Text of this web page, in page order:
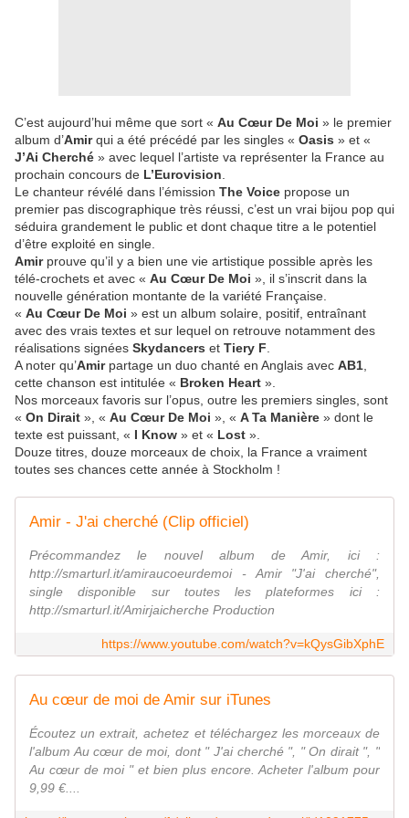
C’est aujourd’hui même que sort « Au Cœur De Moi » le premier
album d’Amirqui a été précédé par les singles « Oasis » et «
J’Ai Cherché » avec lequel l’artiste va représenter la France au
prochain concours de L’Eurovision
Le chanteur révélé dans l’émission The Voice propose un
premier pas discographique très réussi, c’est un vrai bijou pop qui
séduira grandement le public et dont chaque titre a le potentiel
d’être exploité en single.
Amirprouve qu’il y a bien une vie artistique possible après les
télé-crochets et avec « Au Cœur De Moi », il s’inscrit dans la
nouvelle génération montante de la variété Française.
« Au Cœur De Moi » est un album solaire, positif, entraînant
avec des vrais textes et sur lequel on retrouve notamment des
réalisations signées Skydancers et Tiery F
A noter qu’Amir partage un duo chanté en Anglais avec AB1
cette chanson est intitulée « Broken Heart ».
Nos morceaux favoris sur l’opus, outre les premiers singles, sont
« On Dirait », « Au Cœur De Moi », « A Ta Manière » dont le
texte est puissant, « I Know » et « Lost ».
Douze titres, douze morceaux de choix, la France a vraiment
toutes ses chances cette année à Stockholm !
Amir - J'ai cherché (Clip officiel)
Précommandez le nouvel album de Amir, ici :
http://smarturl.it/amiraucoeurdemoi - Amir "J'ai cherché",
single disponible sur toutes les plateformes ici :
http://smarturl.it/Amirjaicherche Production
https://www.youtube.com/watch?v=kQysGibXphE
Au cœur de moi de Amir sur iTunes
Écoutez un extrait, achetez et téléchargez les morceaux de
l'album Au cœur de moi, dont " J'ai cherché ", " On dirait ", "
Au cœur de moi " et bien plus encore. Acheter l'album pour
9,99 €....